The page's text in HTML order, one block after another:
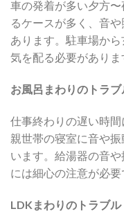
車の発着が多い夕方
るケースが多く、音
あります。駐車場か
気を配る必要がありま
お風呂まわりのトラブ
仕事終わりの遅い時
親世帯の寝室に音や
います。給湯器の音
には細心の注意が必要
LDKまわりのトラブル